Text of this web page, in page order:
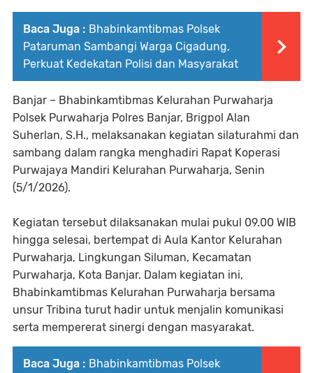
Baca Juga : Bhabinkamtibmas Polsek
Pataruman Sambangi Warga Cigadung,
Perkuat Kedekatan Polisi dan Masyarakat
Banjar – Bhabinkamtibmas Kelurahan Purwaharja
Polsek Purwaharja Polres Banjar, Brigpol Alan
Suherlan, S.H., melaksanakan kegiatan silaturahmi dan
sambang dalam rangka menghadiri Rapat Koperasi
Purwajaya Mandiri Kelurahan Purwaharja, Senin
(5/1/2026).
Kegiatan tersebut dilaksanakan mulai pukul 09.00 WIB
hingga selesai, bertempat di Aula Kantor Kelurahan
Purwaharja, Lingkungan Siluman, Kecamatan
Purwaharja, Kota Banjar. Dalam kegiatan ini,
Bhabinkamtibmas Kelurahan Purwaharja bersama
unsur Tribina turut hadir untuk menjalin komunikasi
serta mempererat sinergi dengan masyarakat.
Baca Juga : Bhabinkamtibmas Polsek